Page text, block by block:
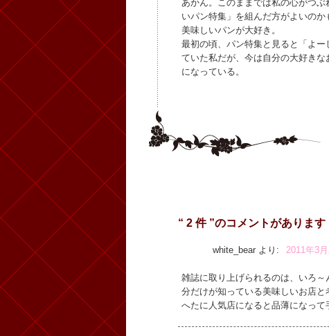
あかん。このままでは私の心がつ
いパン特集」を組んだ方がよいのか
美味しいパンが大好き。
最初の頃、パン特集と見ると「よ
ていた私だが、今は自分の大好き
になっている。
“ 2 件 ”のコメントがあります
white_bear より: 2011年3
雑誌に取り上げられるのは、いろ
分だけが知っている美味しいお店と
へたに人気店になると品薄になって